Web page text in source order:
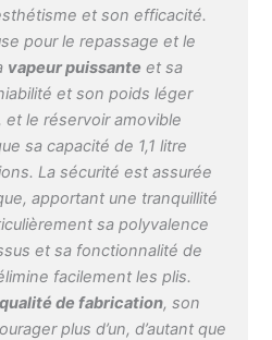
et son efficacité.
pour le repassage et le
vapeur puissante et sa
et son poids léger
le réservoir amovible
sa capacité de 1,1 litre
La sécurité est assurée
apportant une tranquillité
sa polyvalence
et sa fonctionnalité de
facilement les plis.
qualité de fabrication, son
plus d’un, d’autant que